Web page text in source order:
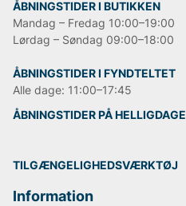
ÅBNINGSTIDER I BUTIKKEN
Mandag – Fredag 10:00–19:00
Lørdag – Søndag 09:00–18:00
ÅBNINGSTIDER I FYNDTELTET
Alle dage: 11:00–17:45
ÅBNINGSTIDER PÅ HELLIGDAGE
TILGÆNGELIGHEDSVÆRKTØJ
Information